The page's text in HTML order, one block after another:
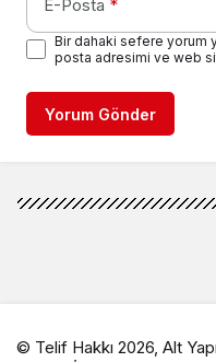
E-Posta *
Bir dahaki sefere yorum
posta adresimi ve web
Yorum Gönder
© Telif Hakkı 2026, Alt